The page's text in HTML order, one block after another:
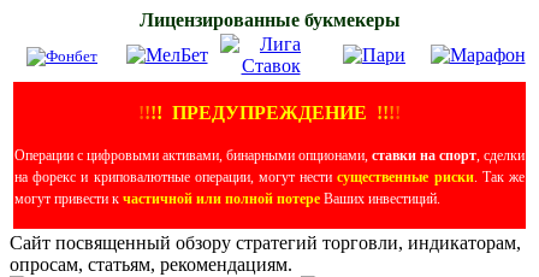
Лицензированные букмекеры
!!!! ПРЕДУПРЕЖДЕНИЕ !!!!
Операции с цифровыми активами, бинарными опционами, ставки на спорт, сделки
на форекс и криповалютные операции, могут нестисущественные риски. Так же
могут привести к частичной или полной потере Ваших инвестиций.
Сайт посвященный обзору стратегий торговли, индикаторам,
опросам, статьям, рекомендациям.